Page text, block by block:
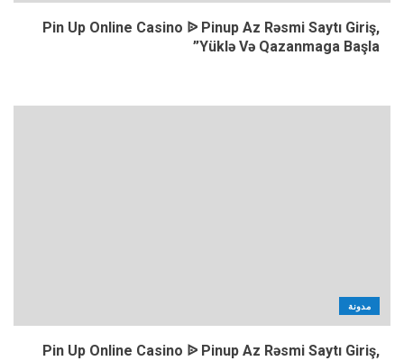
Pin Up Online Casino ᐉ Pinup Az Rəsmi Saytı Giriş,
Yüklə Və Qazanmaga Başla”
مدونة
Pin Up Online Casino ᐉ Pinup Az Rəsmi Saytı Giriş,